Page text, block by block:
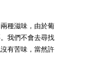
種滋味，由於葡
我們不會去尋找
有苦味，當然許